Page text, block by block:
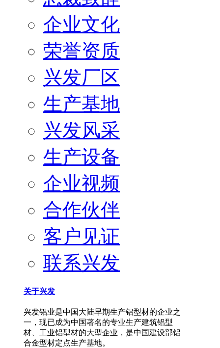
企业文化
荣誉资质
兴发厂区
生产基地
兴发风采
生产设备
企业视频
合作伙伴
客户见证
联系兴发
关于兴发
兴发铝业是中国大陆早期生产铝型材的企业之
一，现已成为中国著名的专业生产建筑铝型
材、工业铝型材的大型企业，是中国建设部铝
合金型材定点生产基地。